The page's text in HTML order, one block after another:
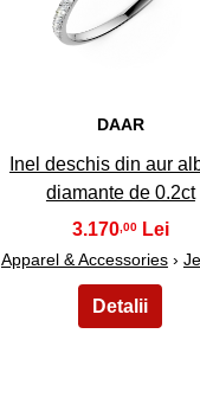
DAAR
Inel deschis din aur
diamante de 0.2ct
3.170,00
Apparel & Accessories›